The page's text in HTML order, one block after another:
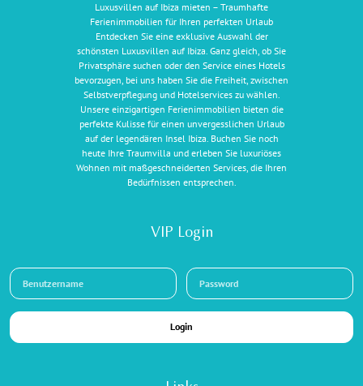
Luxusvillen auf Ibiza mieten – Traumhafte
Ferienimmobilien für Ihren perfekten Urlaub
Entdecken Sie eine exklusive Auswahl der
schönsten Luxusvillen auf Ibiza. Ganz gleich, ob Sie
Privatsphäre suchen oder den Service eines Hotels
bevorzugen, bei uns haben Sie die Freiheit, zwischen
Selbstverpflegung und Hotelservices zu wählen.
Unsere einzigartigen Ferienimmobilien bieten die
perfekte Kulisse für einen unvergesslichen Urlaub
auf der legendären Insel Ibiza. Buchen Sie noch
heute Ihre Traumvilla und erleben Sie luxuriöses
Wohnen mit maßgeschneiderten Services, die Ihren
Bedürfnissen entsprechen.
VIP Login
Login